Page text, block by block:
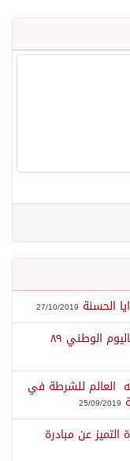
ورقة بحثية: التحالف البحري الدفاعي بقيادة الرياض يعيد صياغة مفهوم أمن البحار
الحسنة 27/10/2019
الوطني ٨٩
العالم للشرطة في
25/09/2019
التميز عن مبادرة